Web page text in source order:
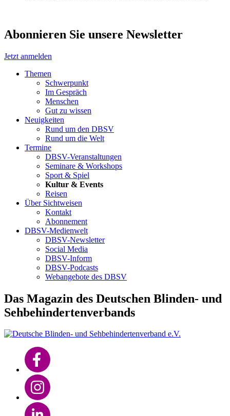
Abonnieren Sie unsere Newsletter
Jetzt anmelden
Themen
Schwerpunkt
Im Gespräch
Menschen
Gut zu wissen
Neuigkeiten
Rund um den DBSV
Rund um die Welt
Termine
DBSV-Veranstaltungen
Seminare & Workshops
Sport & Spiel
Kultur & Events
Reisen
Über Sichtweisen
Kontakt
Abonnement
DBSV-Medienwelt
DBSV-Newsletter
Social Media
DBSV-Inform
DBSV-Podcasts
Webangebote des DBSV
Das Magazin des Deutschen Blinden- und
Sehbehindertenverbands